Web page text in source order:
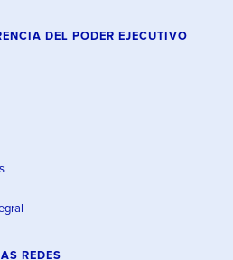
DEL PODER EJECUTIVO
REDES